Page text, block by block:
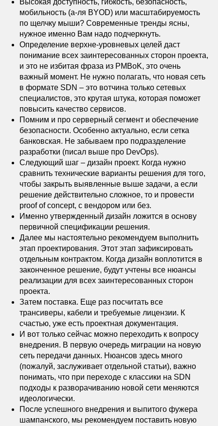
Высокая доступность, гибкость, безопасность,
мобильность (а-ля BYOD) или масштабируемость
по щелчку мыши? Современные тренды ясны,
нужное именно Вам надо подчеркнуть.
Определение верхне-уровневых целей даст
понимание всех заинтересованных сторон проекта,
и это не избитая фраза из PMBoK, это очень
важный момент. Не нужно полагать, что новая сеть
в формате SDN – это вотчина только сетевых
специалистов, это крутая штука, которая поможет
повысить качество сервисов.
Помним и про серверный сегмент и обеспечение
безопасности. Особенно актуально, если сетка
банковская. Не забываем про подразделение
разработки (писал выше про DevOps).
Следующий шаг – дизайн проект. Когда нужно
сравнить технические варианты решения для того,
чтобы закрыть выявленные выше задачи, а если
решение действительно сложное, то и провести
proof of concept, с вендором или без.
Именно утвержденный дизайн ложится в основу
первичной спецификации решения.
Далее мы настоятельно рекомендуем выполнить
этап проектирования. Этот этап зафиксировать
отдельным контрактом. Когда дизайн воплотится в
законченное решение, будут учтены все нюансы
реализации для всех заинтересованных сторон
проекта.
Затем поставка. Еще раз посчитать все
трансиверы, кабели и требуемые лицензии. К
счастью, уже есть проектная документация.
И вот только сейчас можно переходить к вопросу
внедрения. В первую очередь миграции на новую
сеть передачи данных. Нюансов здесь много
(пожалуй, заслуживает отдельной статьи), важно
понимать, что при переходе с классики на SDN
подходы к разворачиванию новой сети меняются
идеологически.
После успешного внедрения и выпитого фужера
шампанского, мы рекомендуем поставить новую